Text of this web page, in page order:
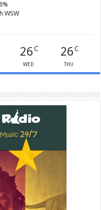
WSW
26C
WED
26C
THU